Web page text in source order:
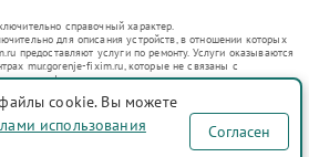
справочный характер.
для описания устройств, в отношении которых
предоставляют услуги по ремонту. Услуги оказываются
mur.gorenje-fixim.ru, которые не связаны с
или их официальными представителями.
уже введенных в гражданский оборот в соответствии
цели индивидуализации услуг или введения
для информирования о предоставляемых услугах по
файлы cookie. Вы можете
использования
Согласен